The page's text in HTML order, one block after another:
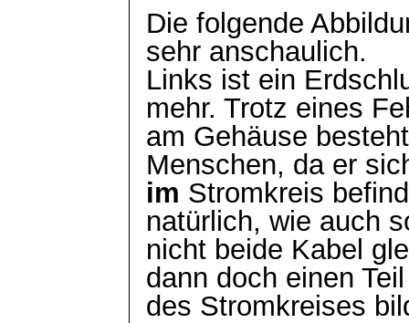
Die folgende
sehr anschaulich.
Links ist ein
mehr. Trotz eines
am Gehäuse
Menschen, da er
im Stromkreis
natürlich, wie auch
nicht beide Kabel
dann doch einen Teil
des Stromkreises